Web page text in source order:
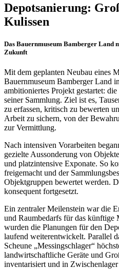
Depotsanierung:
Kulissen
Das Bauernmuseum Bamberger Land
Zukunft
Mit dem geplanten Neubau eines
Bauernmuseum Bamberger Land
ambitioniertes Projekt gestartet:
seiner Sammlung. Ziel ist es,
zu erfassen, kritisch zu bewerten
Arbeit zu sichern, von der
zur Vermittlung.
Nach intensiven Vorarbeiten
gezielte Aussonderung von
und platzintensive Exponate. So
freigemacht und der
Objektgruppen bewertet werden.
konsequent fortgesetzt.
Ein zentraler Meilenstein war die
und Raumbedarfs für das künftige
wurden die Planungen für den
laufend weiterentwickelt. Parallel
Scheune „Messingschlager“
landwirtschaftliche Geräte und
inventarisiert und in